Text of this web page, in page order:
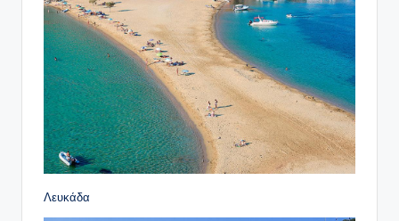
Λευκάδα